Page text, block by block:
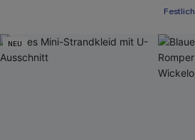
Festlich
NEU